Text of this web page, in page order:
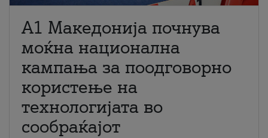
A1 Македонија почнува
моќна национална
кампања за поодговорно
користење на
технологијата во
сообраќајот